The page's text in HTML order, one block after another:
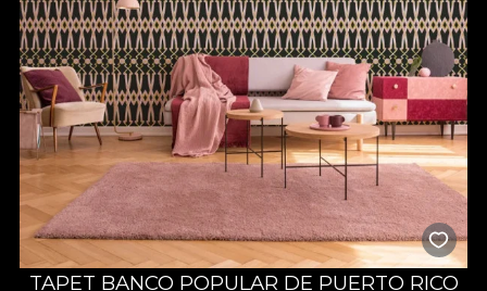
TAPET BANCO POPULAR DE PUERTO RICO